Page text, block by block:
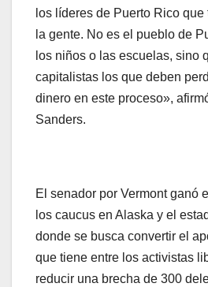
los líderes de Puerto Rico
la gente. No es el pueblo de
los niños o las escuelas, sino
capitalistas los que deben
dinero en este proceso»,
Sanders.
El senador por Vermont ganó
los caucus en Alaska y el
donde se busca convertir el
que tiene entre los activistas
reducir una brecha de 300